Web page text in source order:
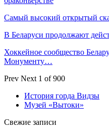
Самый высокий открытый
В Беларуси продолжают
Хоккейное сообщество
Монументу…
Prev Next 1 of 900
История горда Видзы
Музей «Вытоки»
Свежие записи